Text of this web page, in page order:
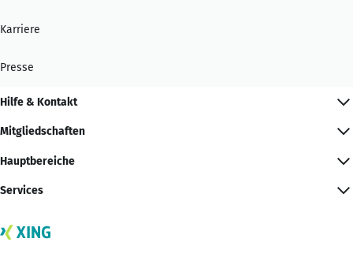
Karriere
Presse
Hilfe & Kontakt
Mitgliedschaften
Hauptbereiche
Services